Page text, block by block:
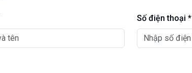
Số điện thoại *